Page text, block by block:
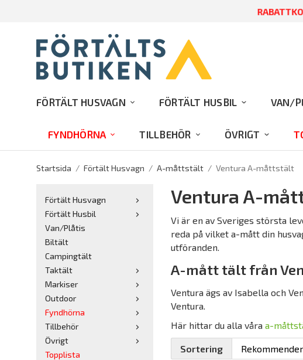
FÖRTÄLT HUSVAGN FÖRTÄLT HUSBIL VAN/
FYNDHÖRNA TILLBEHÖR ÖVRIGT
Startsida / Förtält Husvagn / A-måttstält / Ventura A-måttstält
Förtält Husvagn
Förtält Husbil
Van/Plåtis
Biltält
Campingtält
Taktält
Markiser
Outdoor
Fyndhörna
Tillbehör
Övrigt
Topplista
Ventura A-
Vi är en av Sveriges största
reda på vilket a-mått din
utföranden.
A-mått tält från
Ventura ägs av Isabella och
Ventura.
Här hittar du alla våra a-
Sortering